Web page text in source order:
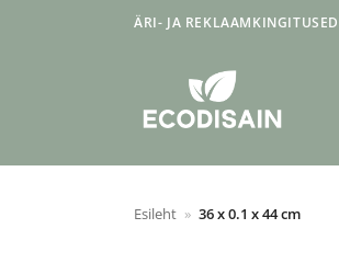
ÄRI- JA
Esileht » 36 x 0.1 x 44 cm